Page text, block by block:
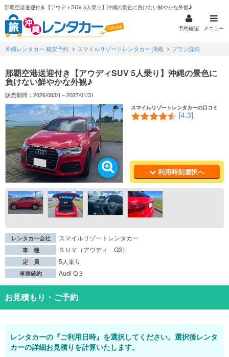
那覇空港送迎付き【アウディSUV 5人乗り】沖縄の景色に負けない鮮やかな外観♪
予約確認 メニュー
沖縄レンタカー 格安予約 スマイルリゾートレンタカー 沖縄 プラン詳細
那覇空港送迎付き【アウディSUV 5人乗り】沖縄の景色に
負けない鮮やかな外観♪
販売期間：2026/08/01～2027/01/31
スマイルリゾートレンタカーの口コミ
[4.3]
利用時刻選択へ
レンタカー会社 スマイルリゾートレンタカー
車 種 ＳＵＶ（アウディ Q3）
定 員 5人乗り
車種確約 Audi Q３
お見積もり・ご予約
レンタカーの『ご利用日時』を選択してください。選択後レンタ
カーの詳細お見積りを計算いたします。